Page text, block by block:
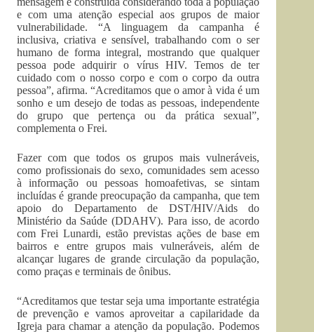
e com uma atenção especial aos grupos de maior
vulnerabilidade. “A linguagem da campanha é
inclusiva, criativa e sensível, trabalhando com o ser
humano de forma integral, mostrando que qualquer
pessoa pode adquirir o vírus HIV. Temos de ter
cuidado com o nosso corpo e com o corpo da outra
pessoa”, afirma. “Acreditamos que o amor à vida é um
sonho e um desejo de todas as pessoas, independente
do grupo que pertença ou da prática sexual”,
complementa o Frei.
Fazer com que todos os grupos mais vulneráveis,
como profissionais do sexo, comunidades sem acesso
à informação ou pessoas homoafetivas, se sintam
incluídas é grande preocupação da campanha, que tem
apoio do Departamento de DST/HIV/Aids do
Ministério da Saúde (DDAHV). Para isso, de acordo
com Frei Lunardi, estão previstas ações de base em
bairros e entre grupos mais vulneráveis, além de
alcançar lugares de grande circulação da população,
como praças e terminais de ônibus.
“Acreditamos que testar seja uma importante estratégia
de prevenção e vamos aproveitar a capilaridade da
Igreja para chamar a atenção da população. Podemos